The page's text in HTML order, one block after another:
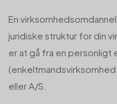
En
juridiske struktur for din
er at gå fra en personligt
eller A/S.